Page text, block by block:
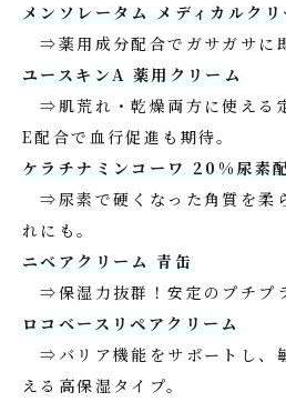
メンソレータム メディカルクリ
⇒薬用成分配合でガサガサに
ユースキンA 薬用クリーム
⇒肌荒れ・乾燥両方に使える
E配合で血行促進も期待。
ケラチナミンコーワ 20%尿素
⇒尿素で硬くなった角質を柔
れにも。
ニベアクリーム 青缶
⇒保湿力抜群！安定のプチプ
ロコベースリペアクリーム
⇒バリア機能をサポートし、
える高保湿タイプ。